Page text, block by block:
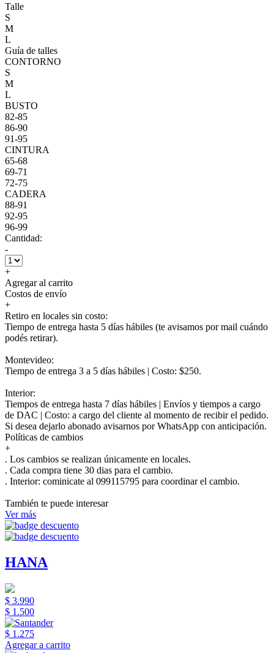
Talle
S
M
L
Guía de talles
CONTORNO
S
M
L
BUSTO
82-85
86-90
91-95
CINTURA
65-68
69-71
72-75
CADERA
88-91
92-95
96-99
Cantidad:
-
+
Agregar al carrito
Costos de envío
+
Retiro en locales sin costo:
Tiempo de entrega hasta 5 días hábiles (te avisamos por mail cuándo
podés retirar).
Montevideo:
Tiempo de entrega 3 a 5 días hábiles | Costo: $250.
Interior:
Tiempos de entrega hasta 7 días hábiles | Envíos y tiempos a cargo
de DAC | Costo: a cargo del cliente al momento de recibir el pedido.
Si desea dejarlo abonado avisarnos por WhatsApp con anticipación.
Políticas de cambios
+
. Los cambios se realizan únicamente en locales.
. Cada compra tiene 30 dias para el cambio.
. Interior: cominicate al 099115795 para coordinar el cambio.
También te puede interesar
Ver más
HANA
$ 3.990
$ 1.500
$ 1.275
Agregar a carrito